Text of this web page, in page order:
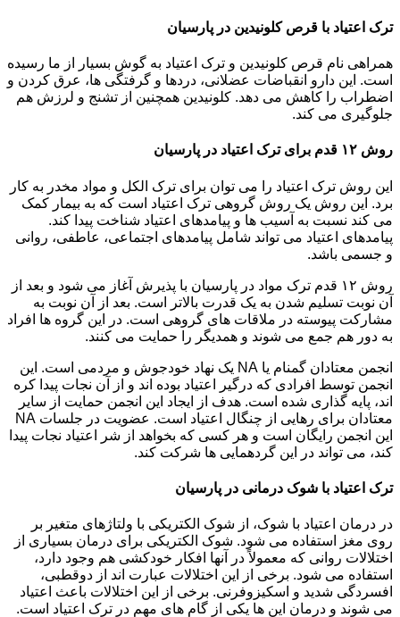
ترک اعتیاد با قرص کلونیدین در پارسیان
همراهی نام قرص کلونیدین و ترک اعتیاد به گوش بسیار از ما رسیده
است. این دارو انقباضات عضلانی، دردها و گرفتگی ها، عرق کردن و
اضطراب را کاهش می دهد. کلونیدین همچنین از تشنج و لرزش هم
جلوگیری می کند.
روش ۱۲ قدم برای ترک اعتیاد در پارسیان
این روش ترک اعتیاد را می توان برای ترک الکل و مواد مخدر به کار
برد. این روش یک روش گروهی ترک اعتیاد است که به بیمار کمک
می کند نسبت به آسیب ها و پیامدهای اعتیاد شناخت پیدا کند.
پیامدهای اعتیاد می تواند شامل پیامدهای اجتماعی، عاطفی، روانی
و جسمی باشد.
روش ۱۲ قدم ترک مواد در پارسیان با پذیرش آغاز می شود و بعد از
آن نوبت تسلیم شدن به یک قدرت بالاتر است. بعد از آن نوبت به
مشارکت پیوسته در ملاقات های گروهی است. در این گروه ها افراد
به دور هم جمع می شوند و همدیگر را حمایت می کنند.
انجمن معتادان گمنام یا NA یک نهاد خودجوش و مردمی است. این
انجمن توسط افرادی که درگیر اعتیاد بوده اند و از آن نجات پیدا کره
اند، پایه گذاری شده است. هدف از ایجاد این انجمن حمایت از سایر
معتادان برای رهایی از چنگال اعتیاد است. عضویت در جلسات NA
این انجمن رایگان است و هر کسی که بخواهد از شر اعتیاد نجات پیدا
کند، می تواند در این گردهمایی ها شرکت کند.
ترک اعتیاد با شوک درمانی در پارسیان
در درمان اعتیاد با شوک، از شوک الکتریکی با ولتاژهای متغیر بر
روی مغز استفاده می شود. شوک الکتریکی برای درمان بسیاری از
اختلالات روانی که معمولاً در آنها افکار خودکشی هم وجود دارد،
استفاده می شود. برخی از این اختلالات عبارت اند از دوقطبی،
افسردگی شدید و اسکیزوفرنی. برخی از این اختلالات باعث اعتیاد
می شوند و درمان این ها یکی از گام های مهم در ترک اعتیاد است.